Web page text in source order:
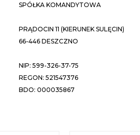
SPÓŁKA KOMANDYTOWA
PRĄDOCIN 11 (KIERUNEK SULĘCIN)
66-446 DESZCZNO
NIP: 599-326-37-75
REGON: 521547376
BDO: 000035867